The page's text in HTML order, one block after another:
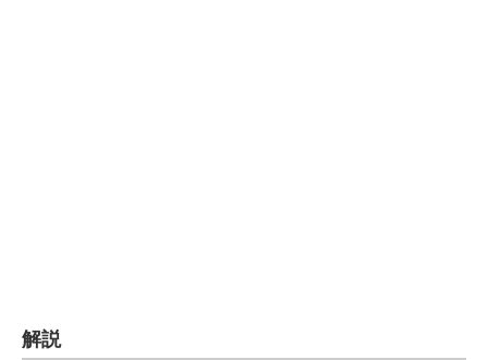
電子設計の基本と応用
解説